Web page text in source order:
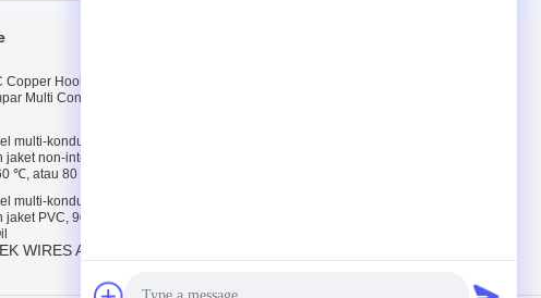
Hook Up Wire
Multi Conductor 2000V
multi-konduktor
jaket non-integral, 80 ℃,
℃, atau 80 ℃ Oil
multi-konduktor
jaket PVC, 90 ℃, 1000 V
WIRES AND CABLE CO.,LTD.. All Rights